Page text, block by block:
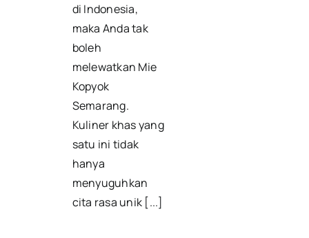
di Indonesia,
maka Anda tak
boleh
melewatkan Mie
Kopyok
Semarang.
Kuliner khas yang
satu ini tidak
hanya
menyuguhkan
cita rasa unik [...]